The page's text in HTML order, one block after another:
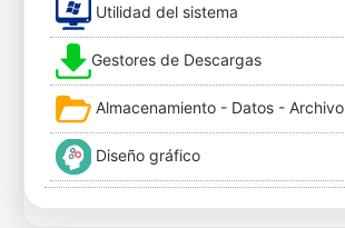
Utilidad del sistema
Gestores de Descargas
Almacenamiento - Datos - Archivo
Diseño gráfico